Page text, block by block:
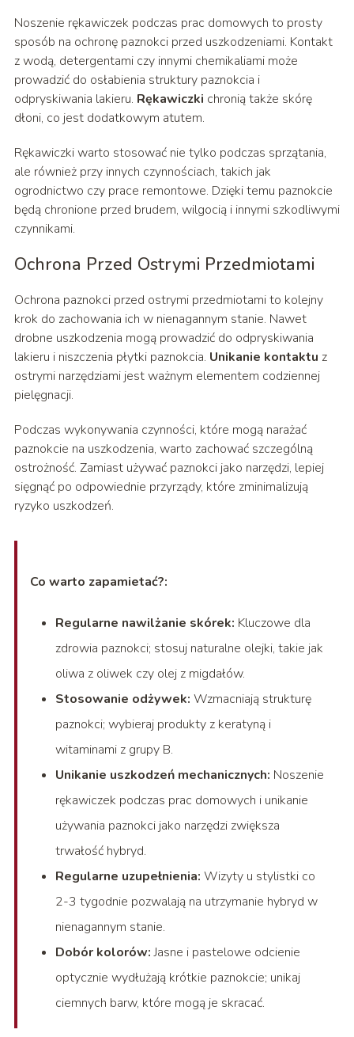
Noszenie rękawiczek podczas prac domowych to prosty
sposób na ochronę paznokci przed uszkodzeniami. Kontakt
z wodą, detergentami czy innymi chemikaliami może
prowadzić do osłabienia struktury paznokcia i
odpryskiwania lakieru. Rękawiczki chronią także skórę
dłoni, co jest dodatkowym atutem.
Rękawiczki warto stosować nie tylko podczas sprzątania,
ale również przy innych czynnościach, takich jak
ogrodnictwo czy prace remontowe. Dzięki temu paznokcie
będą chronione przed brudem, wilgocią i innymi szkodliwymi
czynnikami.
Ochrona Przed Ostrymi Przedmiotami
Ochrona paznokci przed ostrymi przedmiotami to kolejny
krok do zachowania ich w nienagannym stanie. Nawet
drobne uszkodzenia mogą prowadzić do odpryskiwania
lakieru i niszczenia płytki paznokcia. Unikanie kontaktu z
ostrymi narzędziami jest ważnym elementem codziennej
pielęgnacji.
Podczas wykonywania czynności, które mogą narażać
paznokcie na uszkodzenia, warto zachować szczególną
ostrożność. Zamiast używać paznokci jako narzędzi, lepiej
sięgnąć po odpowiednie przyrządy, które zminimalizują
ryzyko uszkodzeń.
Co warto zapamietać?:
Regularne nawilżanie skórek: Kluczowe dla
zdrowia paznokci; stosuj naturalne olejki, takie jak
oliwa z oliwek czy olej z migdałów.
Stosowanie odżywek: Wzmacniają strukturę
paznokci; wybieraj produkty z keratyną i
witaminami z grupy B.
Unikanie uszkodzeń mechanicznych: Noszenie
rękawiczek podczas prac domowych i unikanie
używania paznokci jako narzędzi zwiększa
trwałość hybryd.
Regularne uzupełnienia: Wizyty u stylistki co
2-3 tygodnie pozwalają na utrzymanie hybryd w
nienagannym stanie.
Dobór kolorów:Jasne i pastelowe odcienie
optycznie wydłużają krótkie paznokcie; unikaj
ciemnych barw, które mogą je skracać.